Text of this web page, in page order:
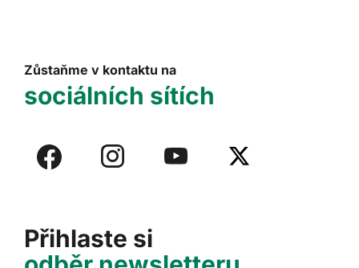
Přihlaste si
Zůstaňme v kontaktu na
sociálních sítích